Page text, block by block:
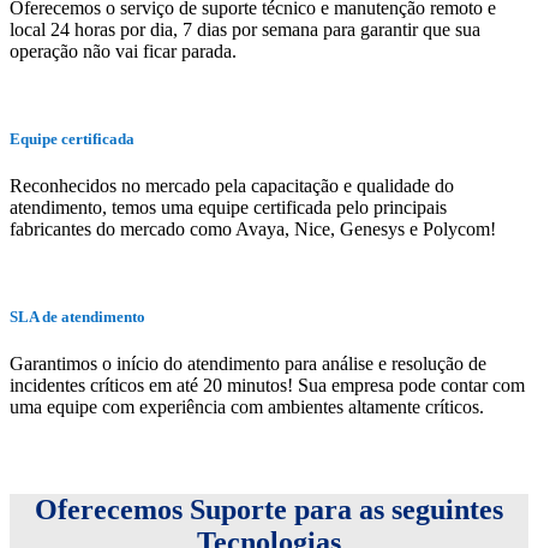
Oferecemos o serviço de suporte técnico e manutenção remoto e
local 24 horas por dia, 7 dias por semana para garantir que sua
operação não vai ficar parada.
Equipe certificada
Reconhecidos no mercado pela capacitação e qualidade do
atendimento, temos uma equipe certificada pelo principais
fabricantes do mercado como Avaya, Nice, Genesys e Polycom!
SLA de atendimento
Garantimos o início do atendimento para análise e resolução de
incidentes críticos em até 20 minutos! Sua empresa pode contar com
uma equipe com experiência com ambientes altamente críticos.
Oferecemos Suporte para as seguintes